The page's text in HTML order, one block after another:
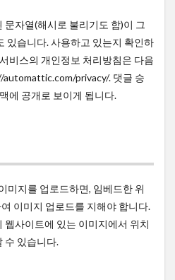
자열(해시로 불리기도 함)이 그
있습니다. 사용하고 있는지 확인하
비스의 개인정보 처리방침은 다음
privacy/. 댓글 승
에 공개로 보이게 됩니다.
미지를 업로드하면, 임베드한 위
이미지 업로드를 지해야 합니다.
웹사이트에 있는 이미지에서 위치
수 있습니다.